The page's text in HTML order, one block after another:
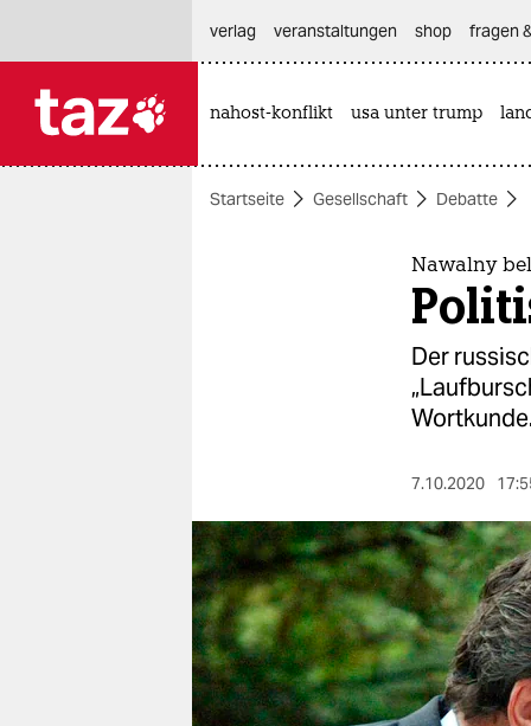
themen
berlin
nord
wahrheit
verlag
verlag
veranstaltungen shop fragen
nahost-konflikt usa unter trump
Startseite Gesellschaft Debatte
Nawalny
Der
Wortkunde.
7.10.2020